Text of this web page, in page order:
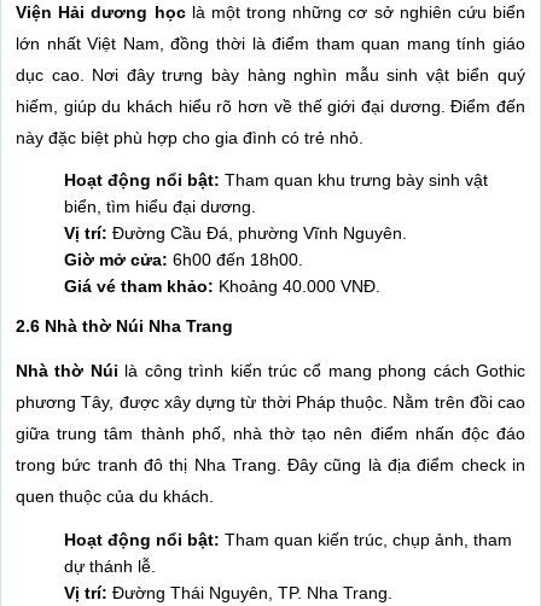
Viện Hải dương họclà một trong những cơ sở nghiên cứu biển
lớn nhất Việt Nam, đồng thời là điểm tham quan mang tính giáo
dục cao. Nơi đây trưng bày hàng nghìn mẫu sinh vật biển quý
hiếm, giúp du khách hiểu rõ hơn về thế giới đại dương. Điểm đến
này đặc biệt phù hợp cho gia đình có trẻ nhỏ.
Hoạt động nổi bật: Tham quan khu trưng bày sinh vật
biển, tìm hiểu đại dương.
Vị trí: Đường Cầu Đá, phường Vĩnh Nguyên.
Giờ mở cửa: 6h00 đến 18h00.
Giá vé tham khảo: Khoảng 40.000 VNĐ.
2.6 Nhà thờ Núi Nha Trang
Nhà thờ Núi là công trình kiến trúc cổ mang phong cách Gothic
phương Tây, được xây dựng từ thời Pháp thuộc. Nằm trên đồi cao
giữa trung tâm thành phố, nhà thờ tạo nên điểm nhấn độc đáo
trong bức tranh đô thị Nha Trang. Đây cũng là địa điểm check in
quen thuộc của du khách.
Hoạt động nổi bật: Tham quan kiến trúc, chụp ảnh, tham
dự thánh lễ.
Vị trí: Đường Thái Nguyên, TP. Nha Trang.